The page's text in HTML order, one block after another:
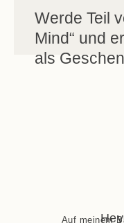
Werde Teil
Mind“ und
als
Auf meinem